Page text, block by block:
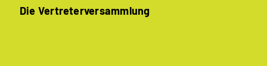
Die Vertreterversammlung